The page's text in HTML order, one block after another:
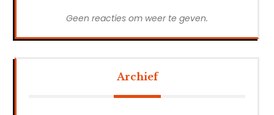
Geen reacties om weer te geven.
Archief